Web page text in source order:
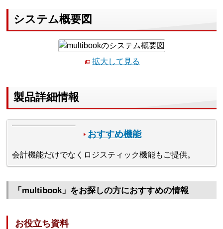
システム概要図
拡大して見る
製品詳細情報
おすすめ機能
会計機能だけでなくロジスティック機能もご提供。
「multibook」をお探しの方におすすめの情報
お役立ち資料